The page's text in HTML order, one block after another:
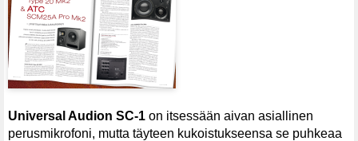
Universal Audion SC-1 on itsessään aivan asiallinen
perusmikrofoni, mutta täyteen kukoistukseensa se puhkeaa